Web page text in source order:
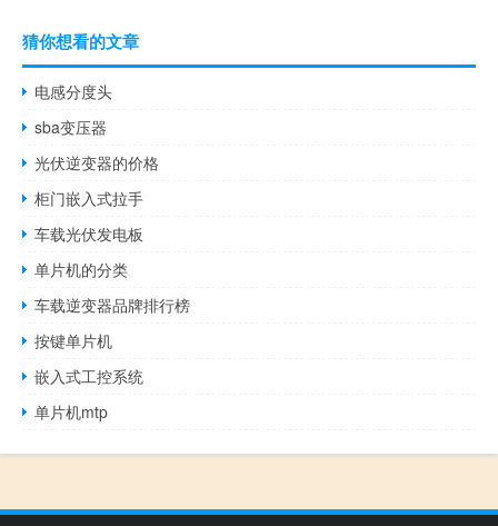
猜你想看的文章
电感分度头
sba变压器
光伏逆变器的价格
柜门嵌入式拉手
车载光伏发电板
单片机的分类
车载逆变器品牌排行榜
按键单片机
嵌入式工控系统
单片机mtp